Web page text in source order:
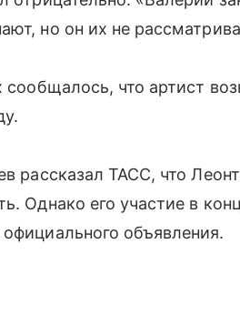
но он их не
сообщалось, что артист
рассказал ТАСС, что
Однако его участие в
объявления.